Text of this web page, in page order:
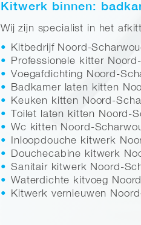
Kitwerk binnen:
Wij zijn specialist in het
Kitbedrijf Noord-
Professionele kitter
Voegafdichting Noord-
Badkamer laten kitten
Keuken kitten Noord-
Toilet laten kitten Noord-
Wc kitten Noord-
Inloopdouche kitwerk
Douchecabine kitwerk
Sanitair kitwerk Noord-
Waterdichte kitvoeg
Kitwerk vernieuwen